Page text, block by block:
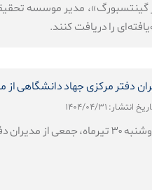
گینتسبورگ»، مدیر موسسه
را دریافت کنند.
دفتر مرکزی جهاد دانشگاهی از
انتشار: ۱۴۰۴/۰۴/۳۱
از مرکز جامع ژنتیک این پژوهشگاه بازدید کردند.